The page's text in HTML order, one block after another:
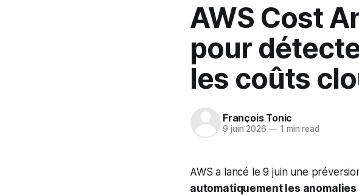
AWS Cost
pour
les coûts
François Tonic
9 juin 2026 —1 min read
AWS a lancé le 9 juin une
automatiquement les